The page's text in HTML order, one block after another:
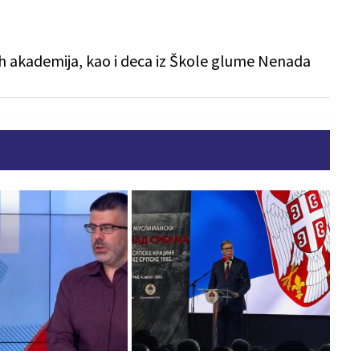
kao i deca iz Škole glume Nenada